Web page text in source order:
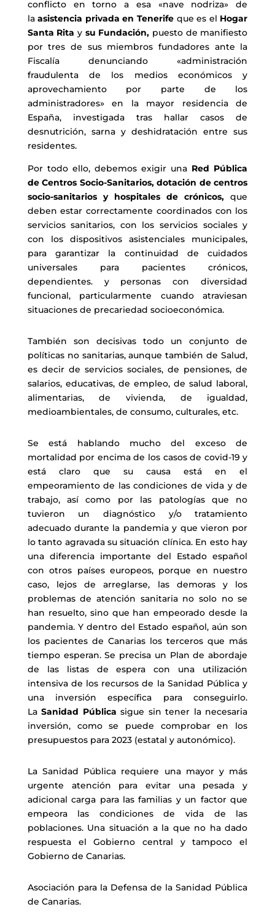
conflicto en torno a esa «nave nodriza» de
laasistencia privada en Tenerife que es el Hogar
Santa Ritay su Fundación, puesto de manifiesto
por tres de sus miembros fundadores ante la
Fiscalía denunciando «administración
fraudulenta de los medios económicos y
aprovechamiento por parte de los
administradores» en la mayor residencia de
España, investigada tras hallar casos de
desnutrición, sarna y deshidratación entre sus
residentes.
Por todo ello, debemos exigir una Red Pública
de Centros Socio-Sanitarios, dotación de centros
socio-sanitarios y hospitales de crónicos, que
deben estar correctamente coordinados con los
servicios sanitarios, con los servicios sociales y
con los dispositivos asistenciales municipales,
para garantizar la continuidad de cuidados
universales para pacientes crónicos,
dependientes. y personas con diversidad
funcional, particularmente cuando atraviesan
situaciones de precariedad socioeconómica.
También son decisivas todo un conjunto de
políticas no sanitarias, aunque también de Salud,
es decir de servicios sociales, de pensiones, de
salarios, educativas, de empleo, de salud laboral,
alimentarias, de vivienda, de igualdad,
medioambientales, de consumo, culturales, etc.
Se está hablando mucho del exceso de
mortalidad por encima de los casos de covid-19 y
está claro que su causa está en el
empeoramiento de las condiciones de vida y de
trabajo, así como por las patologías que no
tuvieron un diagnóstico y/o tratamiento
adecuado durante la pandemia y que vieron por
lo tanto agravada su situación clínica. En esto hay
una diferencia importante del Estado español
con otros países europeos, porque en nuestro
caso, lejos de arreglarse, las demoras y los
problemas de atención sanitaria no solo no se
han resuelto, sino que han empeorado desde la
pandemia. Y dentro del Estado español, aún son
los pacientes de Canarias los terceros que más
tiempo esperan. Se precisa un Plan de abordaje
de las listas de espera con una utilización
intensiva de los recursos de la Sanidad Pública y
una inversión específica para conseguirlo.
LaSanidad Públicasigue sin tener la necesaria
inversión, como se puede comprobar en los
presupuestos para 2023 (estatal y autonómico).
La Sanidad Pública requiere una mayor y más
urgente atención para evitar una pesada y
adicional carga para las familias y un factor que
empeora las condiciones de vida de las
poblaciones. Una situación a la que no ha dado
respuesta el Gobierno central y tampoco el
Gobierno de Canarias.
Asociación para la Defensa de la Sanidad Pública
de Canarias.